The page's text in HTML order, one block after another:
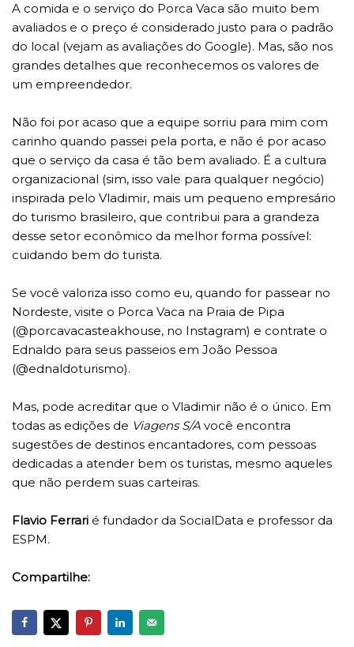
A comida e o serviço do Porca Vaca são muito bem
avaliados e o preço é considerado justo para o padrão
do local (vejam as avaliações do Google). Mas, são nos
grandes detalhes que reconhecemos os valores de
um empreendedor.
Não foi por acaso que a equipe sorriu para mim com
carinho quando passei pela porta, e não é por acaso
que o serviço da casa é tão bem avaliado. É a cultura
organizacional (sim, isso vale para qualquer negócio)
inspirada pelo Vladimir, mais um pequeno empresário
do turismo brasileiro, que contribui para a grandeza
desse setor econômico da melhor forma possível:
cuidando bem do turista.
Se você valoriza isso como eu, quando for passear no
Nordeste, visite o Porca Vaca na Praia de Pipa
(@porcavacasteakhouse, no Instagram) e contrate o
Ednaldo para seus passeios em João Pessoa
(@ednaldoturismo).
Mas, pode acreditar que o Vladimir não é o único. Em
todas as edições de Viagens S/A você encontra
sugestões de destinos encantadores, com pessoas
dedicadas a atender bem os turistas, mesmo aqueles
que não perdem suas carteiras.
Flavio Ferrari é fundador da SocialData e professor da
ESPM.
Compartilhe: